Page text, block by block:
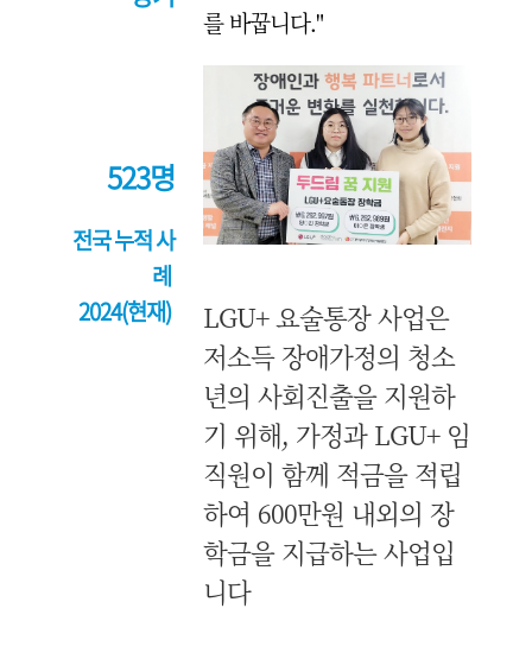
523명
전국 누적 사
례
2024(현재)
를 바꿉니다."
LGU+ 요술통장 사업은
저소득 장애가정의 청소
년의 사회진출을 지원하
기 위해, 가정과 LGU+ 임
직원이 함께 적금을 적립
하여 600만원 내외의 장
학금을 지급하는 사업입
니다